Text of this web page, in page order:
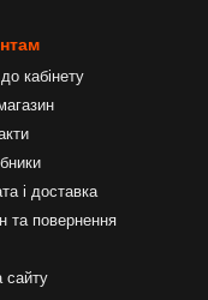
кабінету
і доставка
та повернення
сайту